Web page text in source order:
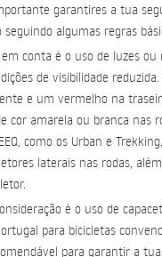
garantires a tua
algumas regras
conta é o uso de luzes ou
de visibilidade reduzida.
e um vermelho na
cor amarela ou branca nas
como os Urban e
laterais nas rodas,
é o uso de
para bicicletas
para garantir a tua